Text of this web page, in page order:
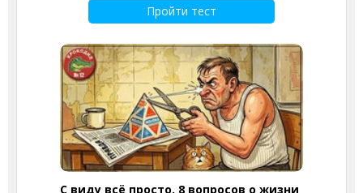
Пройти тест
С виду всё просто. 8 вопросов о жизни